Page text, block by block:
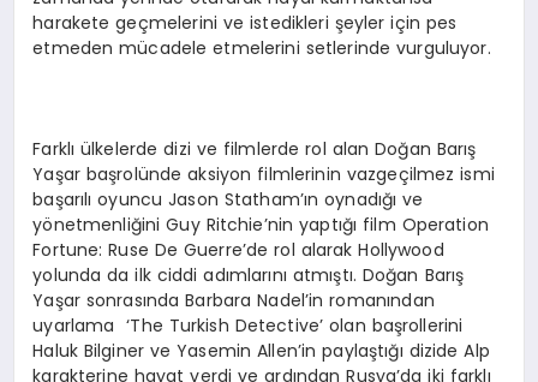
harakete geçmelerini ve istedikleri şeyler için pes
etmeden mücadele etmelerini setlerinde vurguluyor.
Farklı ülkelerde dizi ve filmlerde rol alan Doğan Barış
Yaşar başrolünde aksiyon filmlerinin vazgeçilmez ismi
başarılı oyuncu Jason Statham’ın oynadığı ve
yönetmenliğini Guy Ritchie’nin yaptığı film Operation
Fortune: Ruse De Guerre’de rol alarak Hollywood
yolunda da ilk ciddi adımlarını atmıştı. Doğan Barış
Yaşar sonrasında Barbara Nadel’in romanından
uyarlama ‘The Turkish Detective’ olan başrollerini
Haluk Bilginer ve Yasemin Allen’in paylaştığı dizide Alp
karakterine hayat verdi ve ardından Rusya’da iki farklı